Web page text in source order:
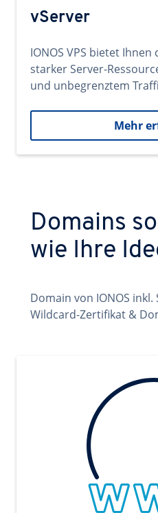
vServer
IONOS VPS bietet
starker Server-
und unbegrenztem
Mehr
Domains
wie Ihre
Domain von IONOS inkl.
Wildcard-Zertifikat &